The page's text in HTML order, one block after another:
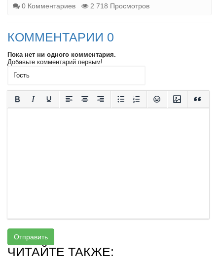
0 Комментариев
2 718 Просмотров
КОММЕНТАРИИ 0
Пока нет ни одного комментария.
Добавьте комментарий первым!
Отправить
ЧИТАЙТЕ ТАКЖЕ: